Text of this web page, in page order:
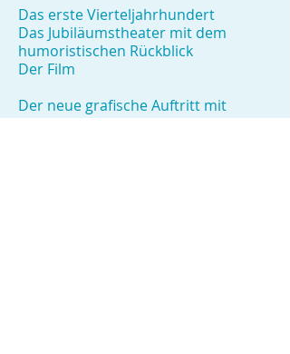
Das erste Vierteljahrhundert
Das Jubiläumstheater mit dem
humoristischen Rückblick
Der Film
Der neue grafische Auftritt mit
angepasstem Namen: